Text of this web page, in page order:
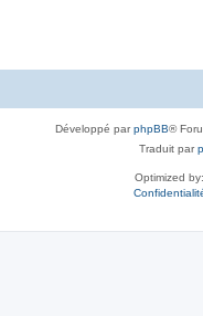
Développé parphpBB®
Traduit par
Optimized by: